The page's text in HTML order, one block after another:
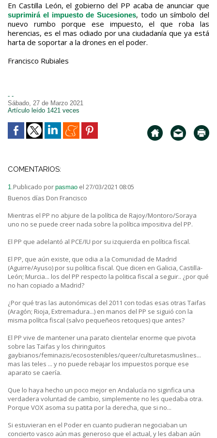
En Castilla León, el gobierno del PP acaba de anunciar que
suprimirá el impuesto de Sucesiones, todo un símbolo del
nuevo rumbo porque ese impuesto, el que roba las
herencias, es el mas odiado por una ciudadanía que ya está
harta de soportar a la drones en el poder.
Francisco Rubiales
- -
Sábado, 27 de Marzo 2021
Artículo leído 1421 veces
COMENTARIOS:
1.Publicado por pasmao el 27/03/2021 08:05
Buenos días Don Francisco
Mientras el PP no abjure de la política de Rajoy/Montoro/Soraya
uno no se puede creer nada sobre la política impositiva del PP.
El PP que adelantó al PCE/IU por su izquierda en política fiscal.
El PP, que aún existe, que odia a la Comunidad de Madrid
(Aguirre/Ayuso) por su política fiscal. Que dicen en Galicia, Castilla-
León; Murcia... los del PP respecto la politica fiscal a seguir.. ¿por qué
no han copiado a Madrid?
¿Por qué tras las autonómicas del 2011 con todas esas otras Taifas
(Aragón; Rioja, Extremadura...) en manos del PP se siguió con la
misma polítca fiscal (salvo pequeñeos retoques) que antes?
El PP vive de mantener una parato clientelar enorme que pivota
sobre las Taifas y los chiringuitos
gaybianos/feminazis/ecosostenibles/queer/culturetasmuslines...
mas las teles ... y no puede rebajar los impuestos porque ese
aparato se caería.
Que lo haya hecho un poco mejor en Andalucía no siginfica una
verdadera voluntad de cambio, simplemente no les quedaba otra.
Porque VOX asoma su patita por la derecha, que si no...
Si estuvieran en el Poder en cuanto pudieran negociaban un
concierto vasco aún mas generoso que el actual, y les daban aún